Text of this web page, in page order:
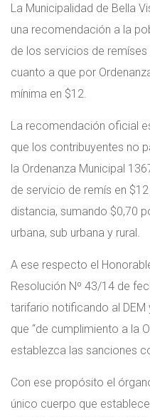
La Municipalidad de Bella
una recomendación a la
de los servicios de
cuanto a que por
mínima en $12.
La recomendación oficial
que los contribuyentes no
la Ordenanza Municipal
de servicio de remís en
distancia, sumando $0,70
urbana, sub urbana y rural.
A ese respecto el
Resolución Nº 43/14 de
tarifario notificando al
que “de cumplimiento a la
establezca las sanciones
Con ese propósito el
único cuerpo que